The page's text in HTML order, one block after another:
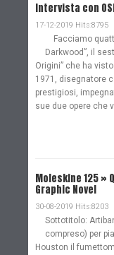
Intervista con
17-12-2019 Hits:8795
Facciamo
Darkwood”, il
Origini” che ha
1971, disegnatore
prestigiosi,
sue due opere che
Moleskine 125 »
Graphic Novel
30-08-2019 Hits:8203
Sottotitolo:
compreso) per
Houston il